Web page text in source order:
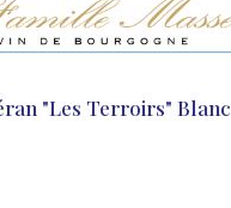
"Les Terroirs" Blanc